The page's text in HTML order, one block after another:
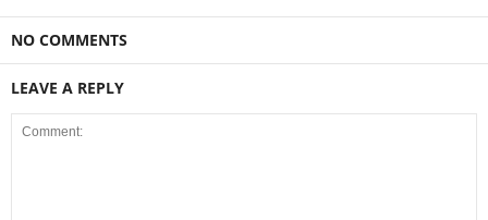
NO COMMENTS
LEAVE A REPLY